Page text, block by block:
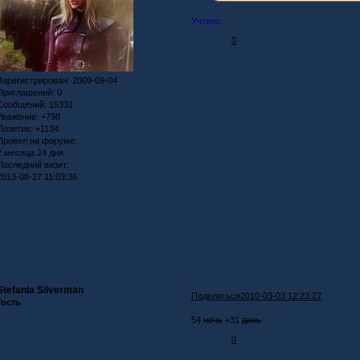
: 2009-09-04
0
15331
+798
+1134
на форуме:
месяца 24 дня
визит:
08-27 11:03:36
Учтено
0
Поделиться2010-03-03 12:23:27
Silverman
54ночь +31день
0